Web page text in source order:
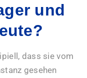
und
dass sie vom
gesehen